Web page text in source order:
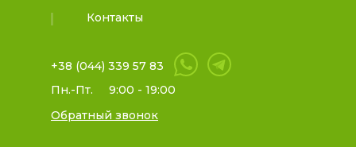
Контакты
+38 (044) 339 57 83
Пн.-Пт.
9:00 - 19:00
Обратный звонок